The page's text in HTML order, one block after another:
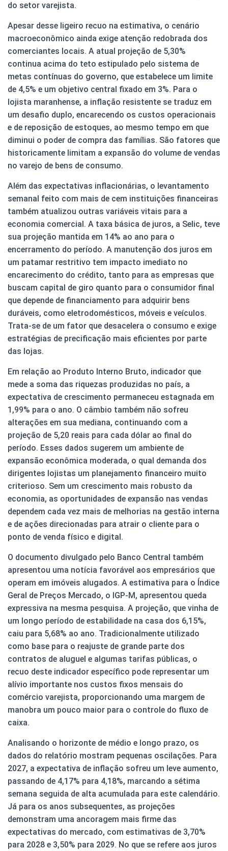
do setor varejista.
Apesar desse ligeiro recuo na estimativa, o cenário
macroeconômico ainda exige atenção redobrada dos
comerciantes locais. A atual projeção de 5,30%
continua acima do teto estipulado pelo sistema de
metas contínuas do governo, que estabelece um limite
de 4,5% e um objetivo central fixado em 3%. Para o
lojista maranhense, a inflação resistente se traduz em
um desafio duplo, encarecendo os custos operacionais
e de reposição de estoques, ao mesmo tempo em que
diminui o poder de compra das famílias. São fatores que
historicamente limitam a expansão do volume de vendas
no varejo de bens de consumo.
Além das expectativas inflacionárias, o levantamento
semanal feito com mais de cem instituições financeiras
também atualizou outras variáveis vitais para a
economia comercial. A taxa básica de juros, a Selic, teve
sua projeção mantida em 14% ao ano para o
encerramento do período. A manutenção dos juros em
um patamar restritivo tem impacto imediato no
encarecimento do crédito, tanto para as empresas que
buscam capital de giro quanto para o consumidor final
que depende de financiamento para adquirir bens
duráveis, como eletrodomésticos, móveis e veículos.
Trata-se de um fator que desacelera o consumo e exige
estratégias de precificação mais eficientes por parte
das lojas.
Em relação ao Produto Interno Bruto, indicador que
mede a soma das riquezas produzidas no país, a
expectativa de crescimento permaneceu estagnada em
1,99% para o ano. O câmbio também não sofreu
alterações em sua mediana, continuando com a
projeção de 5,20 reais para cada dólar ao final do
período. Esses dados sugerem um ambiente de
expansão econômica moderada, o qual demanda dos
dirigentes lojistas um planejamento financeiro muito
criterioso. Sem um crescimento mais robusto da
economia, as oportunidades de expansão nas vendas
dependem cada vez mais de melhorias na gestão interna
e de ações direcionadas para atrair o cliente para o
ponto de venda físico e digital.
O documento divulgado pelo Banco Central também
apresentou uma notícia favorável aos empresários que
operam em imóveis alugados. A estimativa para o Índice
Geral de Preços Mercado, o IGP-M, apresentou queda
expressiva na mesma pesquisa. A projeção, que vinha de
um longo período de estabilidade na casa dos 6,15%,
caiu para 5,68% ao ano. Tradicionalmente utilizado
como base para o reajuste de grande parte dos
contratos de aluguel e algumas tarifas públicas, o
recuo deste indicador específico pode representar um
alívio importante nos custos fixos mensais do
comércio varejista, proporcionando uma margem de
manobra um pouco maior para o controle do fluxo de
caixa.
Analisando o horizonte de médio e longo prazo, os
dados do relatório mostram pequenas oscilações. Para
2027, a expectativa de inflação sofreu um leve aumento,
passando de 4,17% para 4,18%, marcando a sétima
semana seguida de alta acumulada para este calendário.
Já para os anos subsequentes, as projeções
demonstram uma ancoragem mais firme das
expectativas do mercado, com estimativas de 3,70%
para 2028 e 3,50% para 2029. No que se refere aos juros